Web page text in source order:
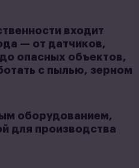
входит
— от датчиков,
опасных объектов,
с пылью, зерном
оборудованием,
для производства